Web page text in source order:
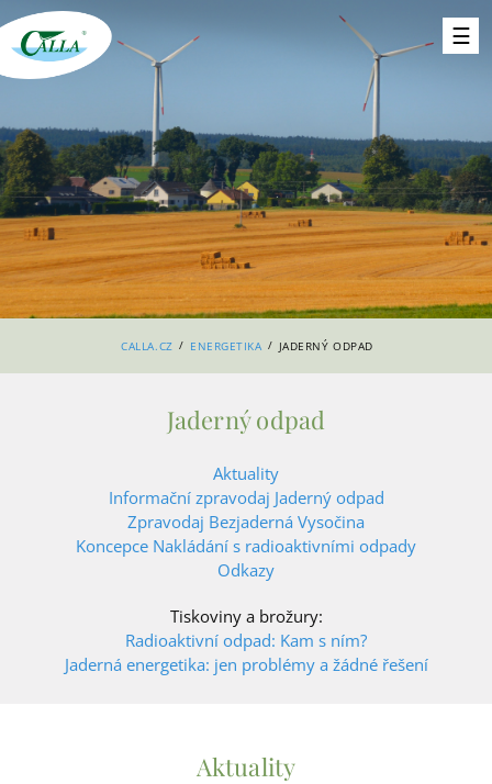
CALLA.CZ / ENERGETIKA / JADERNÝ ODPAD
Jaderný odpad
Aktuality
Informační zpravodaj Jaderný odpad
Zpravodaj Bezjaderná Vysočina
Koncepce Nakládání s radioaktivními odpady
Odkazy
Tiskoviny a brožury:
Radioaktivní odpad: Kam s ním?
Jaderná energetika: jen problémy a žádné řešení
Aktuality